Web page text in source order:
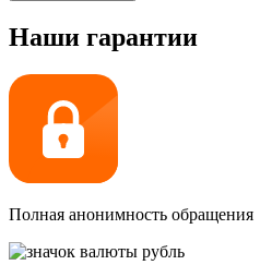
Наши гарантии
Полная анонимность обращения